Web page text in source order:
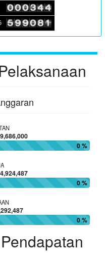
(SEKDES SAMBUEJA)
0 %
0 %
0 %